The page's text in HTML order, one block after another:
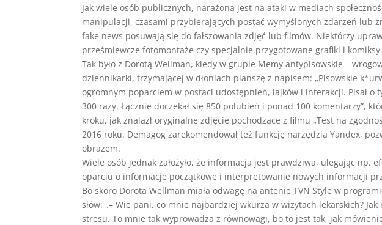
Jak wiele osób publicznych, narażona jest na ataki w mediach
manipulacji, czasami przybierających postać wymyślonych zdarzeń lub
fake news posuwają się do fałszowania zdjęć lub filmów. Niektórzy
prześmiewcze fotomontaże czy specjalnie przygotowane grafiki i komiksy.
Tak było z Dorotą Wellman, kiedy w grupie Memy antypisowskie –
dziennikarki, trzymającej w dłoniach planszę z napisem: „Pisowskie
ogromnym poparciem w postaci udostępnień, lajków i interakcji. Pisał o
300 razy. Łącznie doczekał się 850 polubień i ponad 100 komentarzy”,
kroku, jak znalazł oryginalne zdjęcie pochodzące z filmu „Test na
2016 roku. Demagog zarekomendował też funkcję narzędzia Yandex,
obrazem.
Wiele osób jednak założyło, że informacja jest prawdziwa, ulegając np.
oparciu o informacje początkowe i interpretowanie nowych informacji
Bo skoro Dorota Wellman miała odwagę na antenie TVN Style w
słów: „– Wie pani, co mnie najbardziej wkurza w wizytach lekarskich?
stresu. To mnie tak wyprowadza z równowagi, bo to jest tak, jak